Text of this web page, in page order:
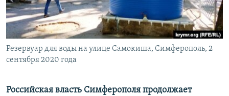
ELIFBE
УКРАИНСКАЯ ПРОБЛЕМА КРЫМА
Все сайты RFE/RL
Резервуар для воды на улице Самокиша, Симферополь, 2
сентября 2020 года
Российская власть Симферополя продолжает